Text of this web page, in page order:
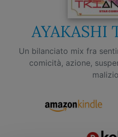
AYAKASHI
Un bilanciato mix fra
comicità, azione,